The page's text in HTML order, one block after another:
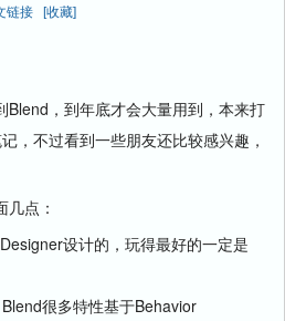
链接
[收藏]
，到年底才会大量用到，本来打
，不过看到一些朋友还比较感兴趣，
点：
设计的，玩得最好的一定是
很多特性基于Behavior